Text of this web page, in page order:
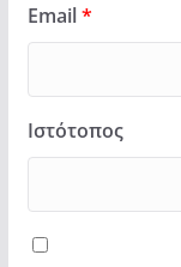
Email*
Ιστότοπος